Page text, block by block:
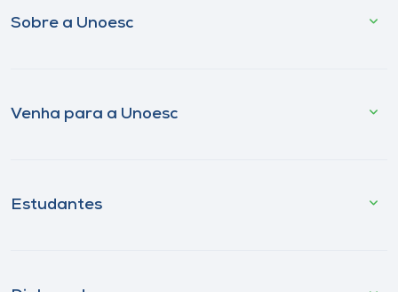
Sobre a Unoesc
Venha para a Unoesc
Estudantes